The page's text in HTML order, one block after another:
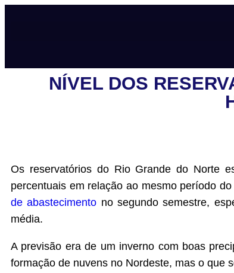
NÍVEL DOS
Os reservatórios do Rio Grande do Norte
percentuais em relação ao mesmo período
de abastecimento no segundo semestre,
média.
A previsão era de um inverno com boas
formação de nuvens no Nordeste, mas o que